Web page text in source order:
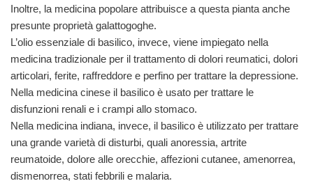
Inoltre, la medicina popolare attribuisce a questa pianta anche
presunte proprietà galattogoghe.
L’olio essenziale di basilico, invece, viene impiegato nella
medicina tradizionale per il trattamento di dolori reumatici, dolori
articolari, ferite, raffreddore e perfino per trattare la depressione.
Nella medicina cinese il basilico è usato per trattare le
disfunzioni renali e i crampi allo stomaco.
Nella medicina indiana, invece, il basilico è utilizzato per trattare
una grande varietà di disturbi, quali anoressia, artrite
reumatoide, dolore alle orecchie, affezioni cutanee, amenorrea,
dismenorrea, stati febbrili e malaria.